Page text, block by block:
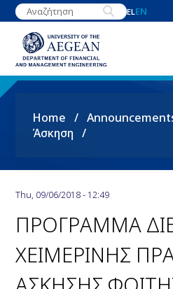
Skip
to
content
ELEN
Breadcrumb
Home
Άσκηση
Thu, 09/06/2018 - 12:49
ΠΡΟΓΡΑΜΜΑ
ΧΕΙΜΕΡΙΝΗΣ